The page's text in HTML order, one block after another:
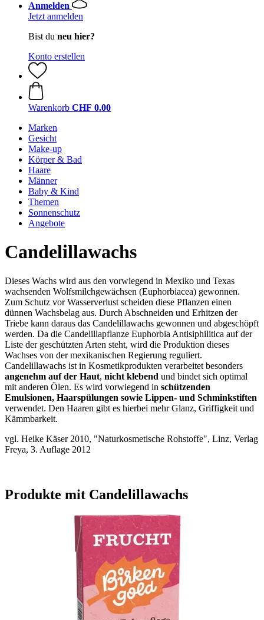
Anmelden
Jetzt anmelden
Bist du neu hier?
Konto erstellen
Warenkorb CHF 0.00
Marken
Gesicht
Make-up
Körper & Bad
Haare
Männer
Baby & Kind
Themen
Sonnenschutz
Angebote
Candelillawachs
Dieses Wachs wird aus den vorwiegend in Mexiko und Texas
wachsenden Wolfsmilchgewächsen (Euphorbiacea) gewonnen.
Zum Schutz vor Wasserverlust scheiden diese Pflanzen einen
dünnen Wachsbelag aus. Durch Abschneiden und Erhitzen der
Triebe kann daraus das Candelillawachs gewonnen und abgeschöpft
werden. Da die Candelillapflanze Euphorbia Antisiphilitica auf der
Liste der geschützten Arten steht, wird die Produktion dieses
Wachses von der mexikanischen Regierung reguliert.
Candelillawachs ist in Kosmetikprodukten verarbeitet besonders
angenehm auf der Haut, nicht klebend und bindet sich optimal
mit anderen Ölen. Es wird vorwiegend in schützenden
Emulsionen, Haarspülungen sowie Lippen- und Schminkstiften
verwendet. Den Haaren gibt es hierbei mehr Glanz, Griffigkeit und
Kämmbarkeit.
vgl. Heike Käser 2010, "Naturkosmetische Rohstoffe", Linz, Verlag
Freya, 3. Auflage 2012
Produkte mit Candelillawachs